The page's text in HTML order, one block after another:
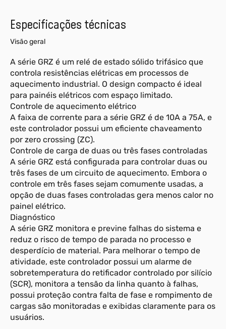
Especificações técnicas
Visão geral
A série GRZ é um relé de estado sólido trifásico que
controla resistências elétricas em processos de
aquecimento industrial. O design compacto é ideal
para painéis elétricos com espaço limitado.
Controle de aquecimento elétrico
A faixa de corrente para a série GRZ é de 10A a 75A, e
este controlador possui um eficiente chaveamento
por zero crossing (ZC).
Controle de carga de duas ou três fases controladas
A série GRZ está configurada para controlar duas ou
três fases de um circuito de aquecimento. Embora o
controle em três fases sejam comumente usadas, a
opção de duas fases controladas gera menos calor no
painel elétrico.
Diagnóstico
A série GRZ monitora e previne falhas do sistema e
reduz o risco de tempo de parada no processo e
desperdício de material. Para melhorar o tempo de
atividade, este controlador possui um alarme de
sobretemperatura do retificador controlado por silício
(SCR), monitora a tensão da linha quanto à falhas,
possui proteção contra falta de fase e rompimento de
cargas são monitoradas e exibidas claramente para os
usuários.